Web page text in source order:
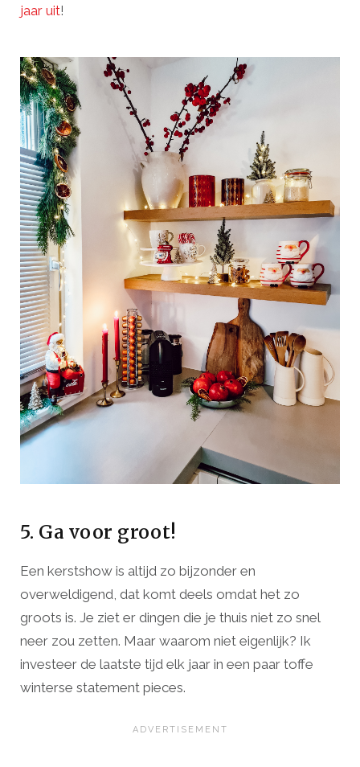
jaar uit!
5. Ga voor groot!
Een kerstshow is altijd zo bijzonder en
overweldigend, dat komt deels omdat het zo
groots is. Je ziet er dingen die je thuis niet zo snel
neer zou zetten. Maar waarom niet eigenlijk? Ik
investeer de laatste tijd elk jaar in een paar toffe
winterse statement pieces.